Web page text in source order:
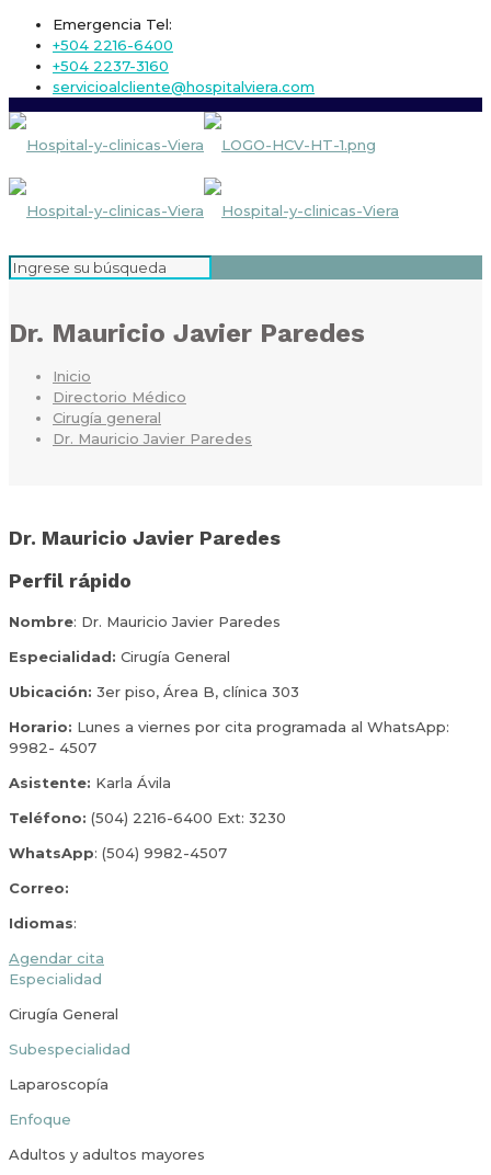
Emergencia Tel:
+504 2216-6400
+504 2237-3160
servicioalcliente@hospitalviera.com
Dr. Mauricio Javier Paredes
Inicio
Directorio Médico
Cirugía general
Dr. Mauricio Javier Paredes
Dr. Mauricio Javier Paredes
Perfil rápido
Nombre: Dr. Mauricio Javier Paredes
Especialidad: Cirugía General
Ubicación: 3er piso, Área B, clínica 303
Horario: Lunes a viernes por cita programada al WhatsApp:
9982- 4507
Asistente: Karla Ávila
Teléfono: (504) 2216-6400 Ext: 3230
WhatsApp: (504) 9982-4507
Correo:
Idiomas:
Agendar cita
Especialidad
Cirugía General
Subespecialidad
Laparoscopía
Enfoque
Adultos y adultos mayores